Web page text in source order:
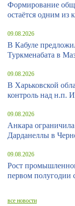
Формирование
остаётся одним
09.08.2026
В Кабуле
Туркменабата в
09.08.2026
В Харьковской
контроль над н.п.
09.08.2026
Анкара
Дарданеллы в
09.08.2026
Рост
первом полугодии
все новости